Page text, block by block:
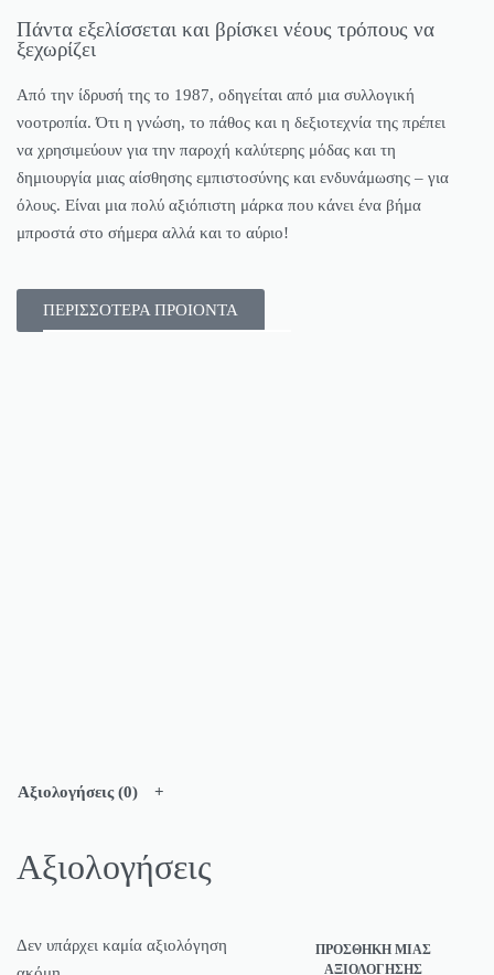
Πάντα εξελίσσεται και βρίσκει νέους τρόπους να
ξεχωρίζει
Από την ίδρυσή της το 1987, οδηγείται από μια συλλογική
νοοτροπία. Ότι η γνώση, το πάθος και η δεξιοτεχνία της πρέπει
να χρησιμεύουν για την παροχή καλύτερης μόδας και τη
δημιουργία μιας αίσθησης εμπιστοσύνης και ενδυνάμωσης – για
όλους. Είναι μια πολύ αξιόπιστη μάρκα που κάνει ένα βήμα
μπροστά στο σήμερα αλλά και το αύριο!
ΠΕΡΙΣΣΟΤΕΡΑ ΠΡΟΙΟΝΤΑ
Αξιολογήσεις (0)
Αξιολογήσεις
Δεν υπάρχει καμία αξιολόγηση
ΠΡΟΣΘΉΚΗ ΜΊΑΣ
ΑΞΙΟΛΌΓΗΣΗΣ